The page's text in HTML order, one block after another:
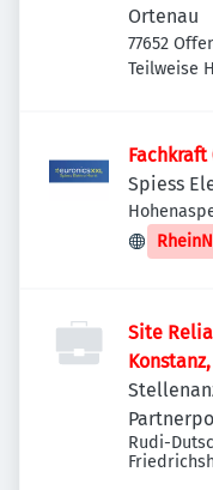
Ortenau
77652
Teilweise
Spiess
Site
Rudi-